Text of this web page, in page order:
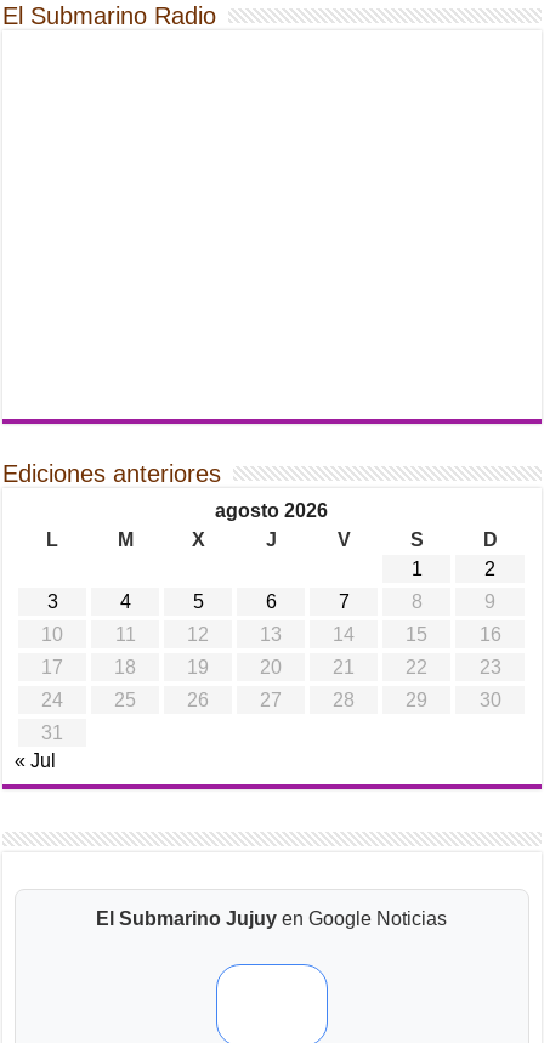
El Submarino Radio
Ediciones anteriores
agosto 2026
L
M X J V S
D
1
2
3
4 5 6 7 8
9
10
11 12 13 14 15
16
17
18 19 20 21 22
23
24
25 26 27 28 29
30
31
« Jul
El Submarino Jujuy en Google Noticias